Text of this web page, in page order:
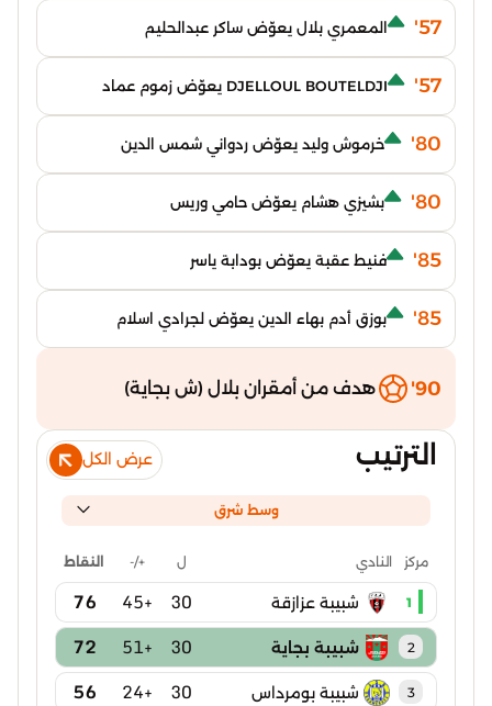
57' المعمري بلال يعوّض ساكر عبدالحليم
57' DJELLOUL BOUTELDJI يعوّض زموم عماد
80' خرموش وليد يعوّض ردواني شمس الدين
80' بشيزي هشام يعوّض حامي وريس
85' فنيط عقبة يعوّض بودابة ياسر
85' بوزق أدم بهاء الدين يعوّض لجرادي اسلام
90' هدف من أمقران بلال (ش بجاية)
الترتيب عرض الكل
وسط شرق
مركز النادي ل +/- النقاط
1 شبيبة عزازقة 30
+45
76
2 شبيبة بجاية 30
+51
72
3 شبيبة بومرداس 30
+24
56